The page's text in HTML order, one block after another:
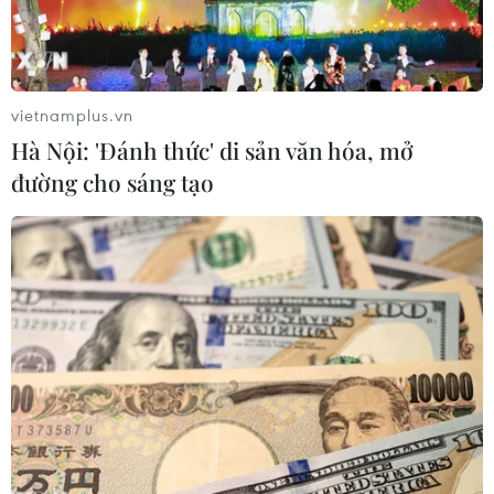
Một trong hai hộp đen của chiếc máy bay gặp nạn. (Ảnh:
THX/TTXVN)
Cục Hàng không dân dụng Trung Quốc (CAAC)
ngày 25/3 cho biết đã tìm thấy hộp đen thứ hai
của chiếc máy bay Boeing 737 gặp nạn hôm 21/3
vietnamplus.vn
Hà Nội: 'Đánh thức' di sản văn hóa, mở
đường cho sáng tạo